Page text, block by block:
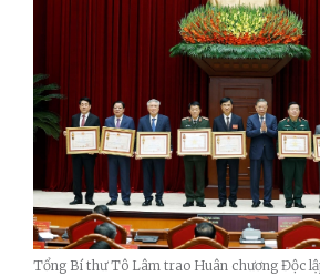
Tổng Bí thư Tô Lâm trao Huân chương Độc